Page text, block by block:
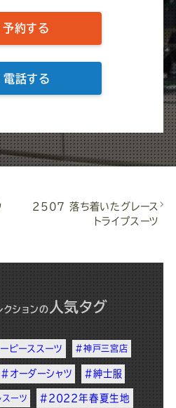
予約する
電話する
2507 落ち着いたグレース
トライプスーツ
クションの 人気タグ
ピーススーツ #神戸三宮店
#オーダーシャツ #紳士服
ーツ #2022年春夏生地